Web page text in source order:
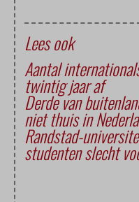
Lees ook
Aantal
twintig jaar af
Derde van
niet thuis in
Randstad-
studenten slecht